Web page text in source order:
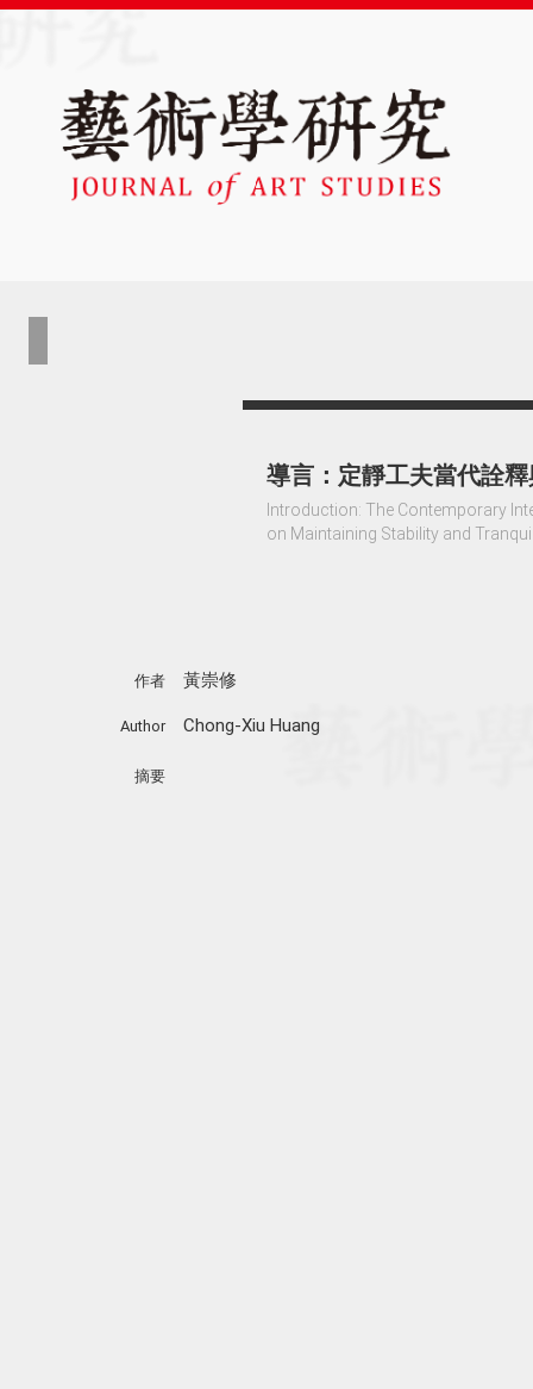
導言：定靜工夫當代詮
Introduction: The Contemporary
on Maintaining Stability and
作者 黃崇修
Author Chong-Xiu Huang
摘要